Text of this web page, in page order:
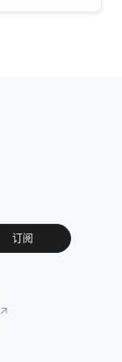
订阅